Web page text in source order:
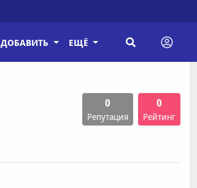
ДОБАВИТЬ ЕЩЁ
0
Репутация
0
Рейтинг